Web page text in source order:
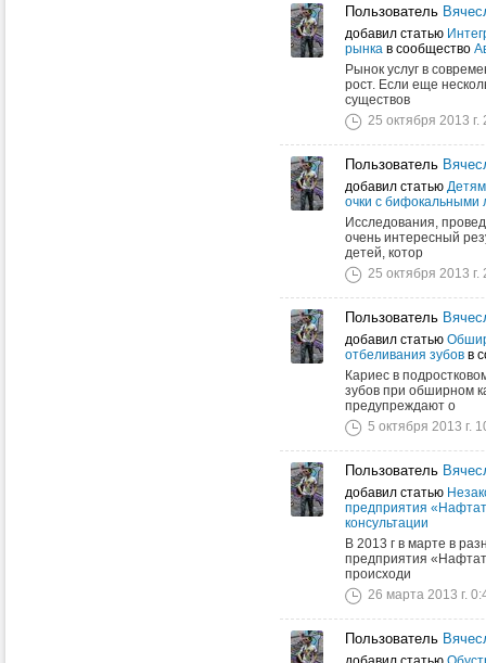
Пользователь
добавил статью
рынка в сообщество
Рынок услуг в
рост. Если еще
существов
25 октября 2013 г.
Пользователь
добавил статью
очки с бифокальными
Исследования,
очень интересный
детей, котор
25 октября 2013 г.
Пользователь
добавил статью
отбеливания зубов в
Кариес в
зубов при обширном
предупреждают о
5 октября 2013 г.
Пользователь
добавил статью
предприятия
консультации
В 2013 г в марте в
предприятия
происходи
26 марта 2013 г.
Пользователь